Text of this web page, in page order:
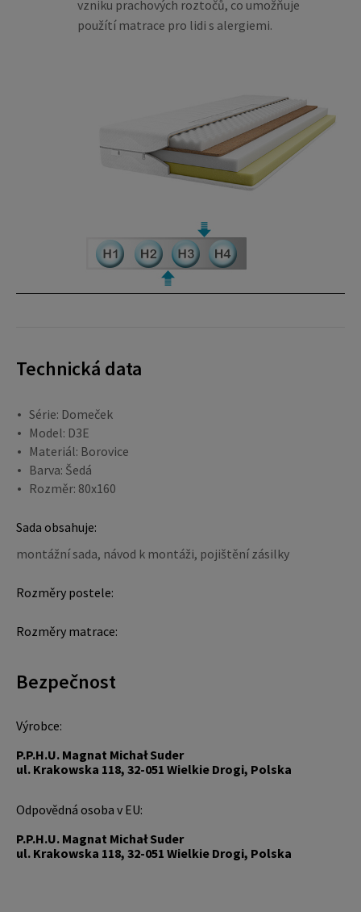
vzniku prachových roztočů, co umožňuje
použítí matrace pro lidi s alergiemi.
Technická data
Série: Domeček
Model: D3E
Materiál: Borovice
Barva: Šedá
Rozměr: 80x160
Sada obsahuje:
montážní sada, návod k montáži, pojištění zásilky
Rozměry postele:
Rozměry matrace:
Bezpečnost
Výrobce:
P.P.H.U. Magnat Michał Suder
ul. Krakowska 118, 32-051 Wielkie Drogi, Polska
Odpovědná osoba v EU:
P.P.H.U. Magnat Michał Suder
ul. Krakowska 118, 32-051 Wielkie Drogi, Polska